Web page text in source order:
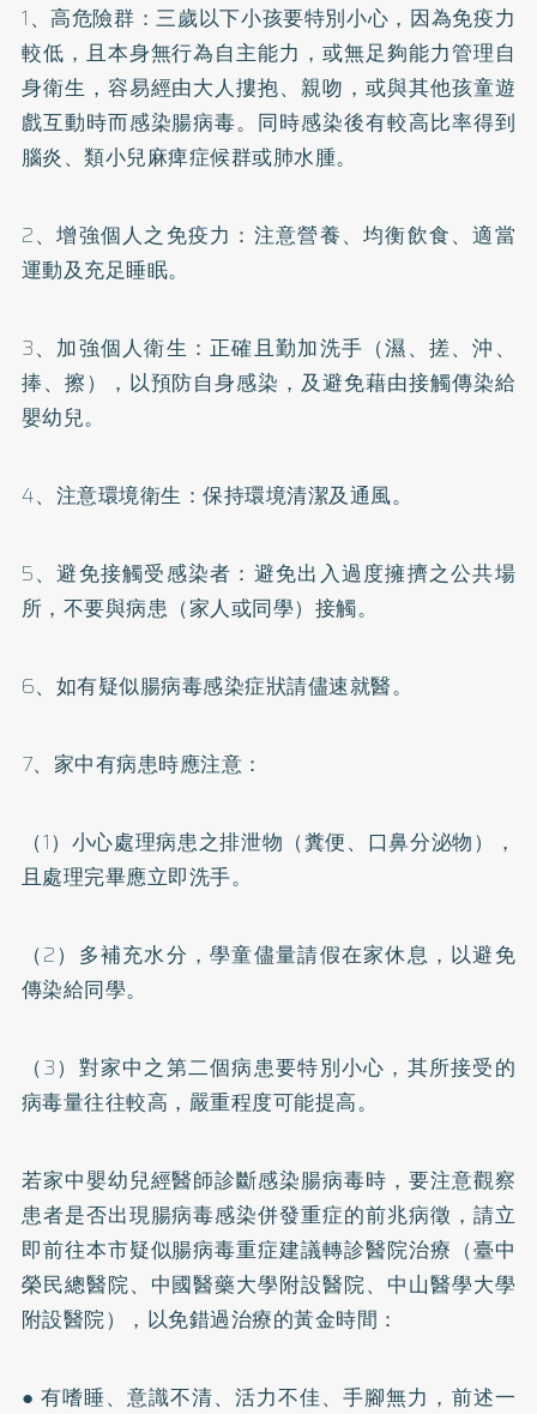
1、高危險群：三歲以下小孩要特別小心，因為免疫力
較低，且本身無行為自主能力，或無足夠能力管理自
身衛生，容易經由大人摟抱、親吻，或與其他孩童遊
戲互動時而感染腸病毒。同時感染後有較高比率得到
腦炎、類小兒麻痺症候群或肺水腫。
2、增強個人之免疫力：注意營養、均衡飲食、適當
運動及充足睡眠。
3、加強個人衛生：正確且勤加洗手（濕、搓、沖、
捧、擦），以預防自身感染，及避免藉由接觸傳染給
嬰幼兒。
4、注意環境衛生：保持環境清潔及通風。
5、避免接觸受感染者：避免出入過度擁擠之公共場
所，不要與病患（家人或同學）接觸。
6、如有疑似腸病毒感染症狀請儘速就醫。
7、家中有病患時應注意：
（1）小心處理病患之排泄物（糞便、口鼻分泌物），
且處理完畢應立即洗手。
（2）多補充水分，學童儘量請假在家休息，以避免
傳染給同學。
（3）對家中之第二個病患要特別小心，其所接受的
病毒量往往較高，嚴重程度可能提高。
若家中嬰幼兒經醫師診斷感染腸病毒時，要注意觀察
患者是否出現腸病毒感染併發重症的前兆病徵，請立
即前往本市疑似腸病毒重症建議轉診醫院治療（臺中
榮民總醫院、中國醫藥大學附設醫院、中山醫學大學
附設醫院），以免錯過治療的黃金時間：
● 有嗜睡、意識不清、活力不佳、手腳無力，前述一